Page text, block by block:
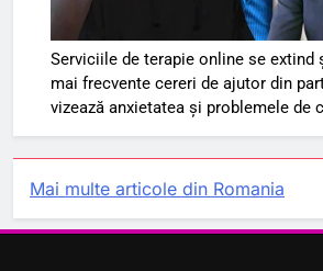
Serviciile de terapie online se extind
mai frecvente cereri de ajutor din
vizează anxietatea și problemele de
Mai multe articole din Romania